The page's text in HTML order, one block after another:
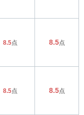
8.5点 8.5点
8.5点 8.5点